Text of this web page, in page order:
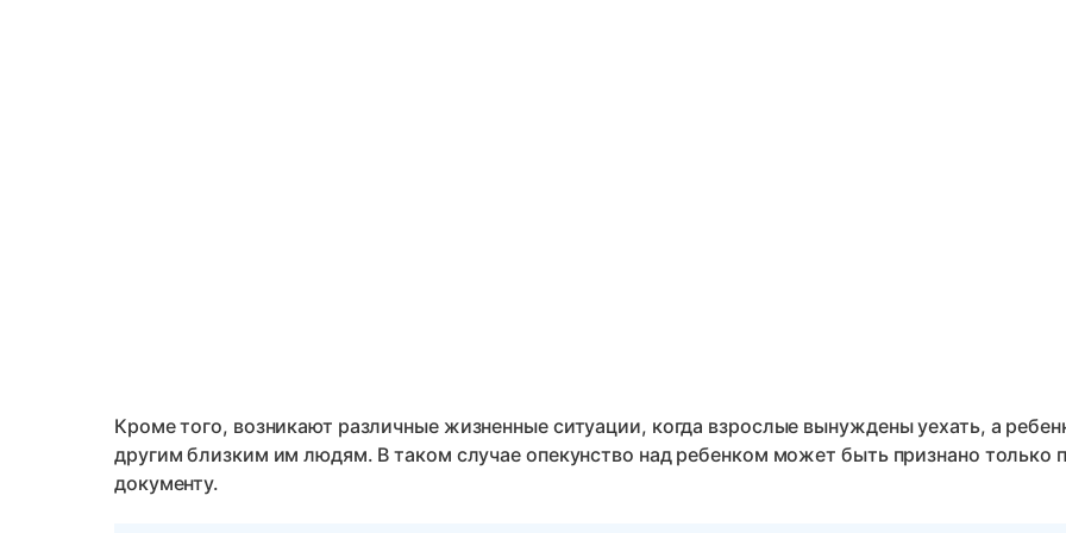
Кроме того, возникают различные жизненные ситуации, когда взрослые вынуждены уехать, а
другим близким им людям. В таком случае опекунство над ребенком может быть признано только
документу.